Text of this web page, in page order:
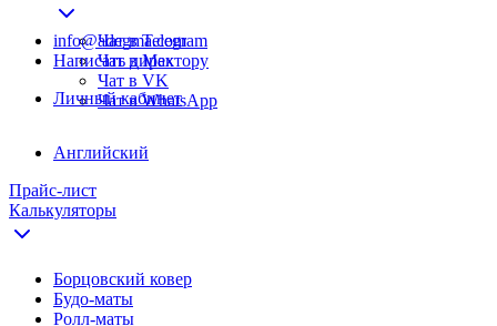
Чат в Telegram
Чат в Max
Чат в VK
Чат в WhatsApp
info@adegma.com
Написать директору
Личный кабинет
Английский
Прайс-лист
Калькуляторы
Борцовский ковер
Будо-маты
Ролл-маты